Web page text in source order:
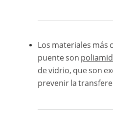
Los materiales más
puente son
de vidrio, que son
prevenir la